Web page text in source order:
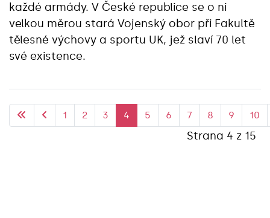
každé armády. V České republice se o ni
velkou měrou stará Vojenský obor při Fakultě
tělesné výchovy a sportu UK, jež slaví 70 let
své existence.
Strana 4 z 15
1 2 3 4 5 6 7 8 9 10